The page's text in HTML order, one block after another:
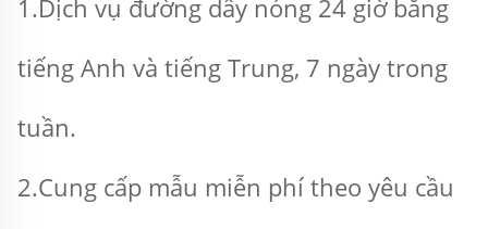
1.Dịch vụ đường dây nóng 24 giờ bằng
tiếng Anh và tiếng Trung, 7 ngày trong
tuần.
2.Cung cấp mẫu miễn phí theo yêu cầu